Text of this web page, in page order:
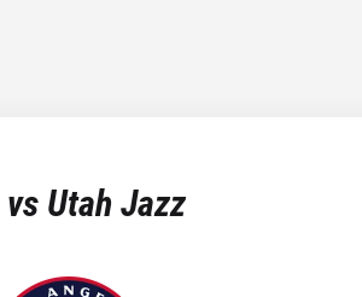
vs Utah Jazz